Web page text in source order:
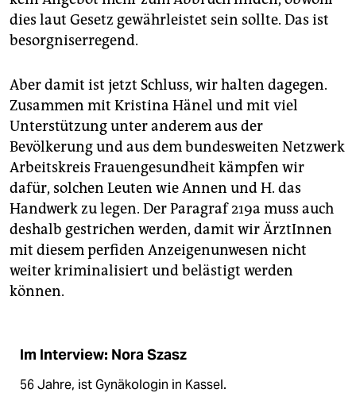
dies laut Gesetz gewährleistet sein sollte. Das ist
besorgniserregend.
Aber damit ist jetzt Schluss, wir halten dagegen.
Zusammen mit Kristina Hänel und mit viel
Unterstützung unter anderem aus der
Bevölkerung und aus dem bundesweiten Netzwerk
Arbeitskreis Frauengesundheit kämpfen wir
dafür, solchen Leuten wie Annen und H. das
Handwerk zu legen. Der Paragraf 219a muss auch
deshalb gestrichen werden, damit wir ÄrztInnen
mit diesem perfiden Anzeigenunwesen nicht
weiter kriminalisiert und belästigt werden
können.
Im Interview: Nora Szasz
56 Jahre, ist Gynäkologin in Kassel.